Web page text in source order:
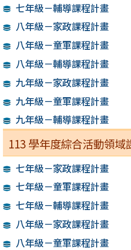
七年級－輔導課程計畫
八年級－家政課程計畫
八年級－童軍課程計畫
八年級－輔導課程計畫
九年級－家政課程計畫
九年級－童軍課程計畫
九年級－輔導課程計畫
113 學年度綜合活動領域
七年級－家政課程計畫
七年級－童軍課程計畫
七年級－輔導課程計畫
八年級－家政課程計畫
八年級－童軍課程計畫